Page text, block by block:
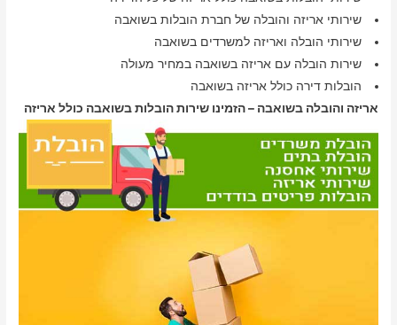
שירותי אריזה והובלה של חברת הובלות בשואבה
שירותי הובלה ואריזה למשרדים בשואבה
שירות הובלה עם אריזה בשואבה במחיר מעולה
הובלות דירה כולל אריזה בשואבה
אריזה והובלה בשואבה – הזמינו שירות הובלות בשואבה כולל אריזה